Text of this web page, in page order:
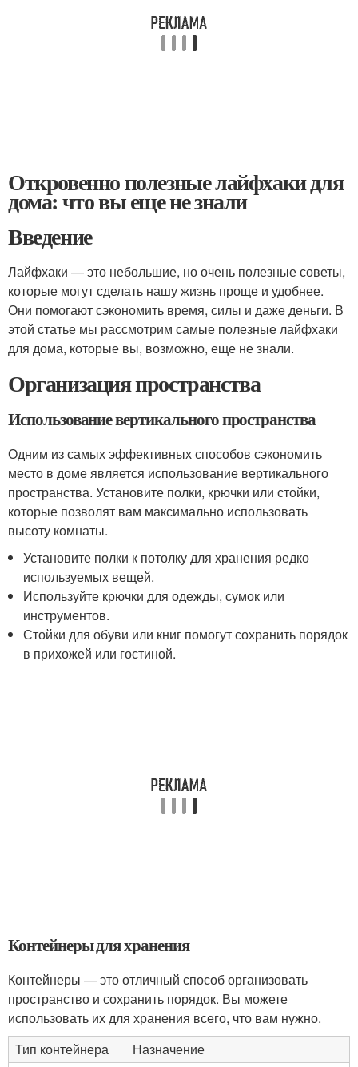
Откровенно полезные лайфхаки для
дома: что вы еще не знали
Введение
Лайфхаки — это небольшие, но очень полезные советы,
которые могут сделать нашу жизнь проще и удобнее.
Они помогают сэкономить время, силы и даже деньги. В
этой статье мы рассмотрим самые полезные лайфхаки
для дома, которые вы, возможно, еще не знали.
Организация пространства
Использование вертикального пространства
Одним из самых эффективных способов сэкономить
место в доме является использование вертикального
пространства. Установите полки, крючки или стойки,
которые позволят вам максимально использовать
высоту комнаты.
Установите полки к потолку для хранения редко
используемых вещей.
Используйте крючки для одежды, сумок или
инструментов.
Стойки для обуви или книг помогут сохранить порядок
в прихожей или гостиной.
Контейнеры для хранения
Контейнеры — это отличный способ организовать
пространство и сохранить порядок. Вы можете
использовать их для хранения всего, что вам нужно.
Тип контейнера
Назначение